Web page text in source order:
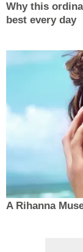
Why this
best every day
A Rihanna